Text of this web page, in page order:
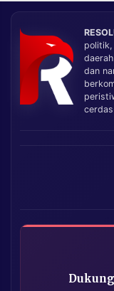
politik,
dan